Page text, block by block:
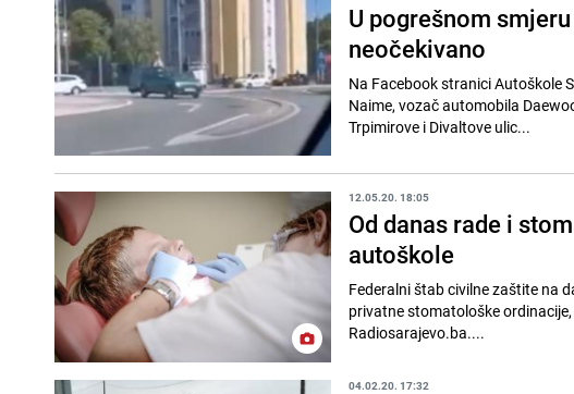
U pogrešnom
neočekivano
Na Facebook stranici Autoškole
Naime, vozač automobila
Trpimirove i Divaltove ulic...
12.05.20. 18:05
Od danas rade i
autoškole
Federalni štab civilne zaštite na
privatne stomatološke
Radiosarajevo.ba....
04.02.20. 17:32